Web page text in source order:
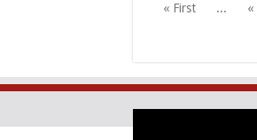
« First ... «